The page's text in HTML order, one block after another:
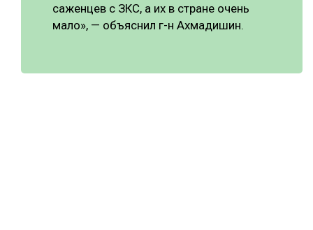
саженцев с ЗКС, а их в стране очень
мало», — объяснил г-н Ахмадишин.